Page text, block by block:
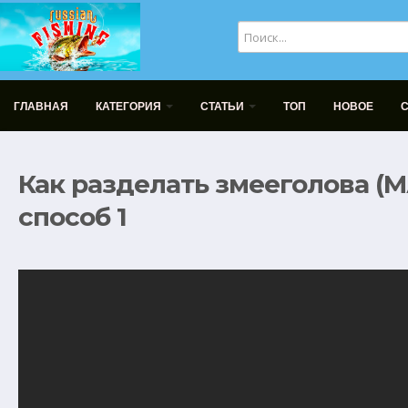
ГЛАВНАЯ КАТЕГОРИЯ СТАТЬИ ТОП НОВОЕ
Как разделать змееголова
способ 1